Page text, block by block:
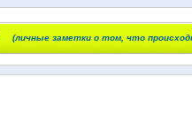
(личные заметки о том, что